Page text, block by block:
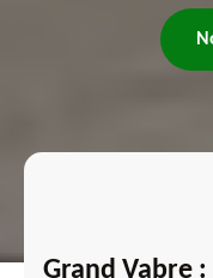
Grand Vabre